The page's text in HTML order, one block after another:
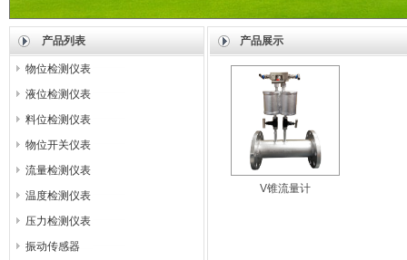
产品列表
物位检测仪表
液位检测仪表
料位检测仪表
物位开关仪表
流量检测仪表
温度检测仪表
压力检测仪表
振动传感器
产品展示
V锥流量计